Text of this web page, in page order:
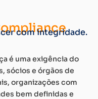
com integridade.
é uma exigência do
sócios e órgãos de
organizações com
bem definidas e